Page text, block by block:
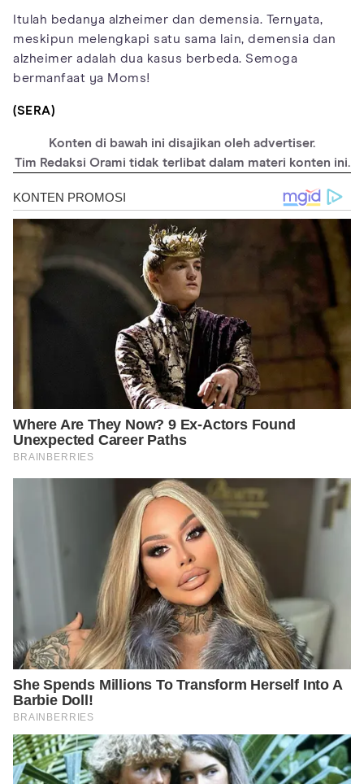
Itulah bedanya alzheimer dan demensia. Ternyata,
meskipun melengkapi satu sama lain, demensia dan
alzheimer adalah dua kasus berbeda. Semoga
bermanfaat ya Moms!
(SERA)
Konten di bawah ini disajikan oleh advertiser.
Tim Redaksi Orami tidak terlibat dalam materi konten ini.